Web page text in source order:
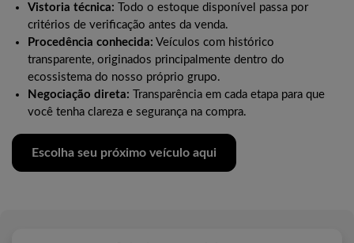
Vistoria técnica: Todo o estoque disponível passa por
critérios de verificação antes da venda.
Procedência conhecida: Veículos com histórico
transparente, originados principalmente dentro do
ecossistema do nosso próprio grupo.
Negociação direta: Transparência em cada etapa para que
você tenha clareza e segurança na compra.
Escolha seu próximo veículo aqui